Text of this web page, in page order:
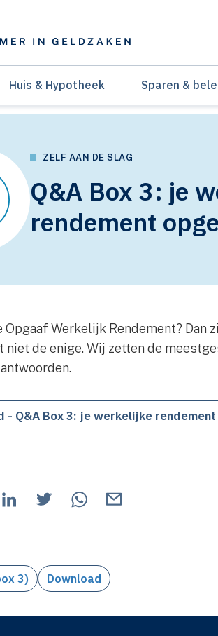
Huis & Hypotheek Sparen &
ZELF AAN DE SLAG
Q&A Box 3: je
rendement
Opgaaf Werkelijk Rendement? Dan
niet de enige. Wij zetten de
- Q&A Box 3: je werkelijke
3) Download